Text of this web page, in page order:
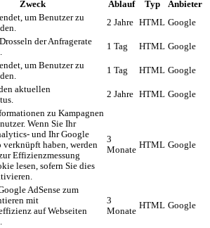
Zweck Ablauf Typ
Anbieter
um Benutzer zu
2 Jahre HTML Google
der Anfragerate
1 Tag HTML Google
um Benutzer zu
1 Tag HTML Google
aktuellen
2 Jahre HTML Google
zu Kampagnen
Wenn Sie Ihr
und Ihr Google
verknüpft haben, werden
Effizienzmessung
lesen, sofern Sie dies
3
Monate HTML Google
AdSense zum
mit
auf Webseiten
3
Monate
HTML Google